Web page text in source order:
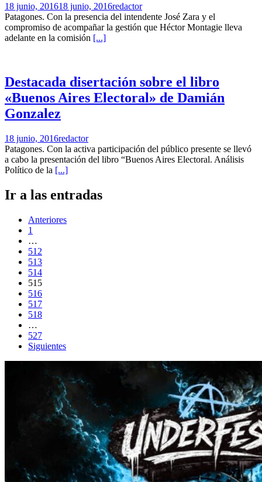
18 junio, 201618 junio, 2016redactor
Patagones. Con la presencia del intendente José Zara y el
compromiso de acompañar la gestión que Héctor Montagie lleva
adelante en la comisión [...]
Destacada disertación sobre el libro
«Buenos Aires Electoral» de Damián
Gonzalez
18 junio, 2016redactor
Patagones. Con la activa participación del público presente se llevó
a cabo la presentación del libro “Buenos Aires Electoral. Análisis
Político de la [...]
Ir a las entradas
Anteriores
1
…
512
513
514
515
516
517
518
…
527
Siguientes